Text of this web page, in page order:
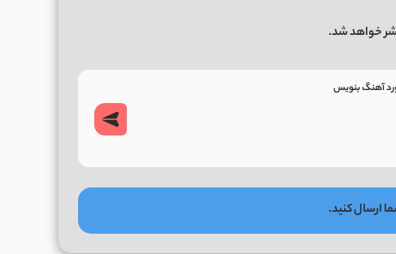
خواهد شد.
ارسال کنید.